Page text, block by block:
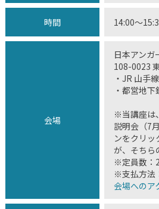
時間 14:00〜
会場
日本アンガ
108-0023
・JR 山手
・都営地
※当講座は
説明会（7
ンをクリ
が、そちら
※定員数：
※支払方法
会場へのア